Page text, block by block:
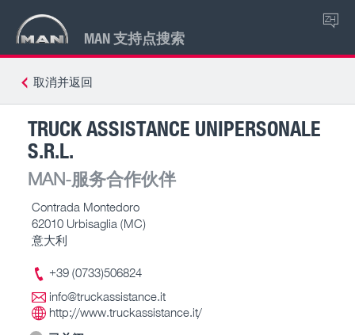
MAN 支持点搜索
ZH
取消并返回
TRUCK ASSISTANCE UNIPERSONALE
S.R.L.
MAN-服务合作伙伴
Contrada Montedoro
62010 Urbisaglia (MC)
意大利
+39 (0733)506824
info@truckassistance.it
http://www.truckassistance.it/